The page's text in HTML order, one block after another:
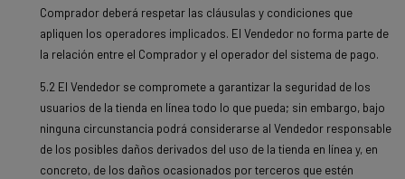
Comprador deberá respetar las cláusulas y condiciones que
apliquen los operadores implicados. El Vendedor no forma parte de
la relación entre el Comprador y el operador del sistema de pago.
5.2 El Vendedor se compromete a garantizar la seguridad de los
usuarios de la tienda en línea todo lo que pueda; sin embargo, bajo
ninguna circunstancia podrá considerarse al Vendedor responsable
de los posibles daños derivados del uso de la tienda en línea y, en
concreto, de los daños ocasionados por terceros que estén